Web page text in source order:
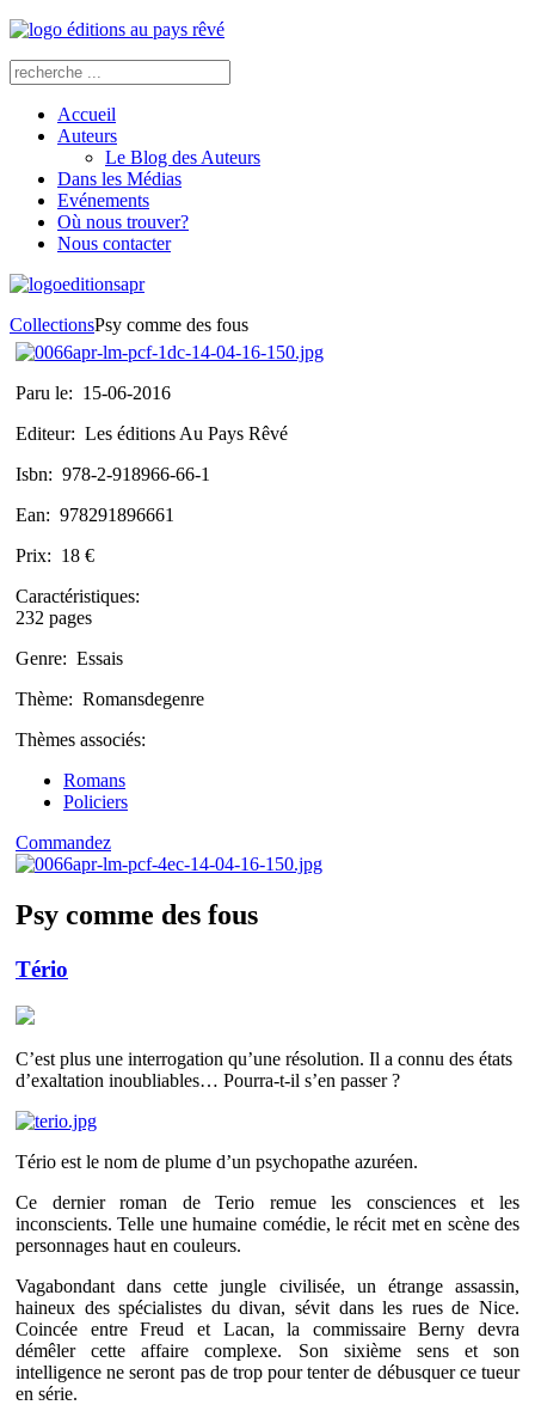
Accueil
Auteurs
Le Blog des Auteurs
Dans les Médias
Evénements
Où nous trouver?
Nous contacter
CollectionsPsy comme des fous
Paru le: 15-06-2016
Editeur: Les éditions Au Pays Rêvé
Isbn: 978-2-918966-66-1
Ean: 978291896661
Prix: 18 €
Caractéristiques:
232 pages
Genre: Essais
Thème: Romansdegenre
Thèmes associés:
Romans
Policiers
Commandez
Psy comme des fous
Tério
C’est plus une interrogation qu’une résolution. Il a connu des états
d’exaltation inoubliables… Pourra-t-il s’en passer ?
Tério est le nom de plume d’un psychopathe azuréen.
Ce dernier roman de Terio remue les consciences et les
inconscients. Telle une humaine comédie, le récit met en scène des
personnages haut en couleurs.
Vagabondant dans cette jungle civilisée, un étrange assassin,
haineux des spécialistes du divan, sévit dans les rues de Nice.
Coincée entre Freud et Lacan, la commissaire Berny devra
démêler cette affaire complexe. Son sixième sens et son
intelligence ne seront pas de trop pour tenter de débusquer ce tueur
en série.